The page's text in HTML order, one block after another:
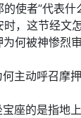
使者”代表什
，这节经文
何被神惨烈审
主动呼召摩
座的是指地